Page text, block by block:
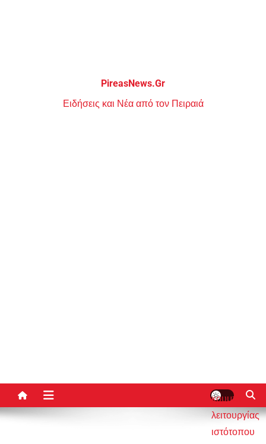
PireasNews.Gr
Ειδήσεις και Νέα από τον Πειραιά
κουμπί
λειτουργίας
ιστότοπου